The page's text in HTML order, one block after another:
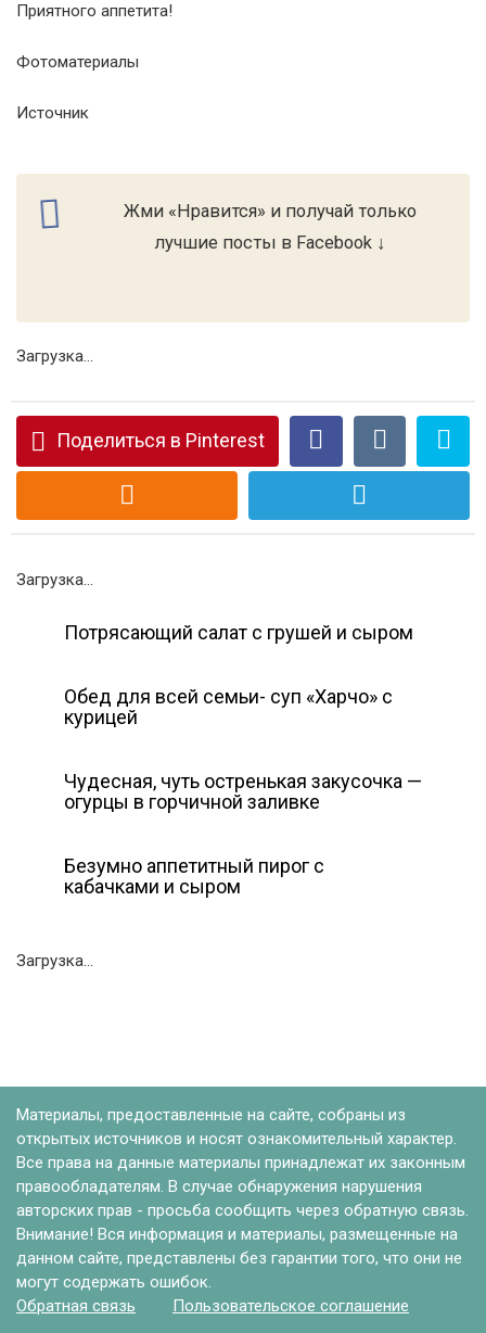
Приятного аппетита!
Фотоматериалы
Источник
Жми «Нравится» и получай только
лучшие посты в Facebook ↓
Загрузка...
Поделиться в Pinterest
Загрузка...
Потрясающий салат с грушей и сыром
Обед для всей семьи- суп «Харчо» с
курицей
Чудесная, чуть остренькая закусочка —
огурцы в горчичной заливке
Безумно аппетитный пирог с
кабачками и сыром
Загрузка...
Материалы, предоставленные на сайте, собраны из
открытых источников и носят ознакомительный характер.
Все права на данные материалы принадлежат их законным
правообладателям. В случае обнаружения нарушения
авторских прав - просьба сообщить через обратную связь.
Внимание! Вся информация и материалы, размещенные на
данном сайте, представлены без гарантии того, что они не
могут содержать ошибок.
Обратная связь
Пользовательское соглашение